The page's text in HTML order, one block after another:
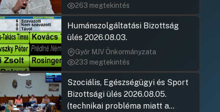
UGRÁS A NAPIREND ELEJÉRE
21. Napirendi pont
UGRÁS A NAPIREND ELEJÉRE
22CERV-2022.-CHILD citizens projekt
HozzászólásokUgrás a napirendi pontra
23. Napirendi pont
263 megtekintés
Humánszolgáltatási Bizottság
ülés 2026.08.03.
Győr MJV Önkormányzata
233 megtekintés
Szociális, Egészségügyi és Sport
Bizottsági ülés 2026.08.05.
(technikai probléma miatt a